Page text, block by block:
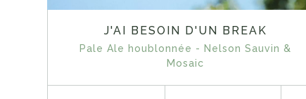
J'AI BESOIN D'UN BREAK
Pale Ale houblonnée - Nelson Sauvin &
Mosaic